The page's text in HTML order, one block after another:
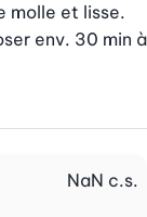
molle et lisse.
env. 30 min à
NaN c.s.